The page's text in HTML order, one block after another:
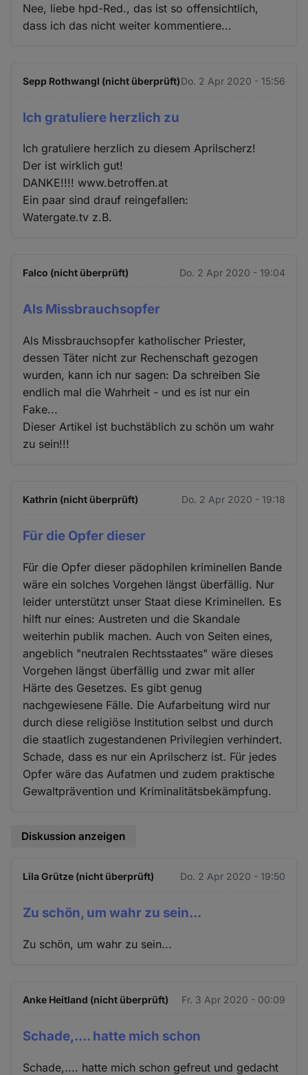
Nee, liebe hpd-Red., das ist so offensichtlich,
dass ich das nicht weiter kommentiere...
Sepp Rothwangl (nicht überprüft)Do. 2 Apr 2020 - 15:56
Ich gratuliere herzlich zu
Ich gratuliere herzlich zu diesem Aprilscherz!
Der ist wirklich gut!
DANKE!!!! www.betroffen.at
Ein paar sind drauf reingefallen:
Watergate.tv z.B.
Falco (nicht überprüft) Do. 2 Apr 2020 - 19:04
Als Missbrauchsopfer
Als Missbrauchsopfer katholischer Priester,
dessen Täter nicht zur Rechenschaft gezogen
wurden, kann ich nur sagen: Da schreiben Sie
endlich mal die Wahrheit - und es ist nur ein
Fake...
Dieser Artikel ist buchstäblich zu schön um wahr
zu sein!!!
Kathrin (nicht überprüft) Do. 2 Apr 2020 - 19:18
Für die Opfer dieser
Für die Opfer dieser pädophilen kriminellen Bande
wäre ein solches Vorgehen längst überfällig. Nur
leider unterstützt unser Staat diese Kriminellen. Es
hilft nur eines: Austreten und die Skandale
weiterhin publik machen. Auch von Seiten eines,
angeblich "neutralen Rechtsstaates" wäre dieses
Vorgehen längst überfällig und zwar mit aller
Härte des Gesetzes. Es gibt genug
nachgewiesene Fälle. Die Aufarbeitung wird nur
durch diese religiöse Institution selbst und durch
die staatlich zugestandenen Privilegien verhindert.
Schade, dass es nur ein Aprilscherz ist. Für jedes
Opfer wäre das Aufatmen und zudem praktische
Gewaltprävention und Kriminalitätsbekämpfung.
Diskussion anzeigen
Lila Grütze (nicht überprüft) Do. 2 Apr 2020 - 19:50
Zu schön, um wahr zu sein...
Zu schön, um wahr zu sein...
Anke Heitland (nicht überprüft) Fr. 3 Apr 2020 - 00:09
Schade,.... hatte mich schon
Schade,.... hatte mich schon gefreut und gedacht